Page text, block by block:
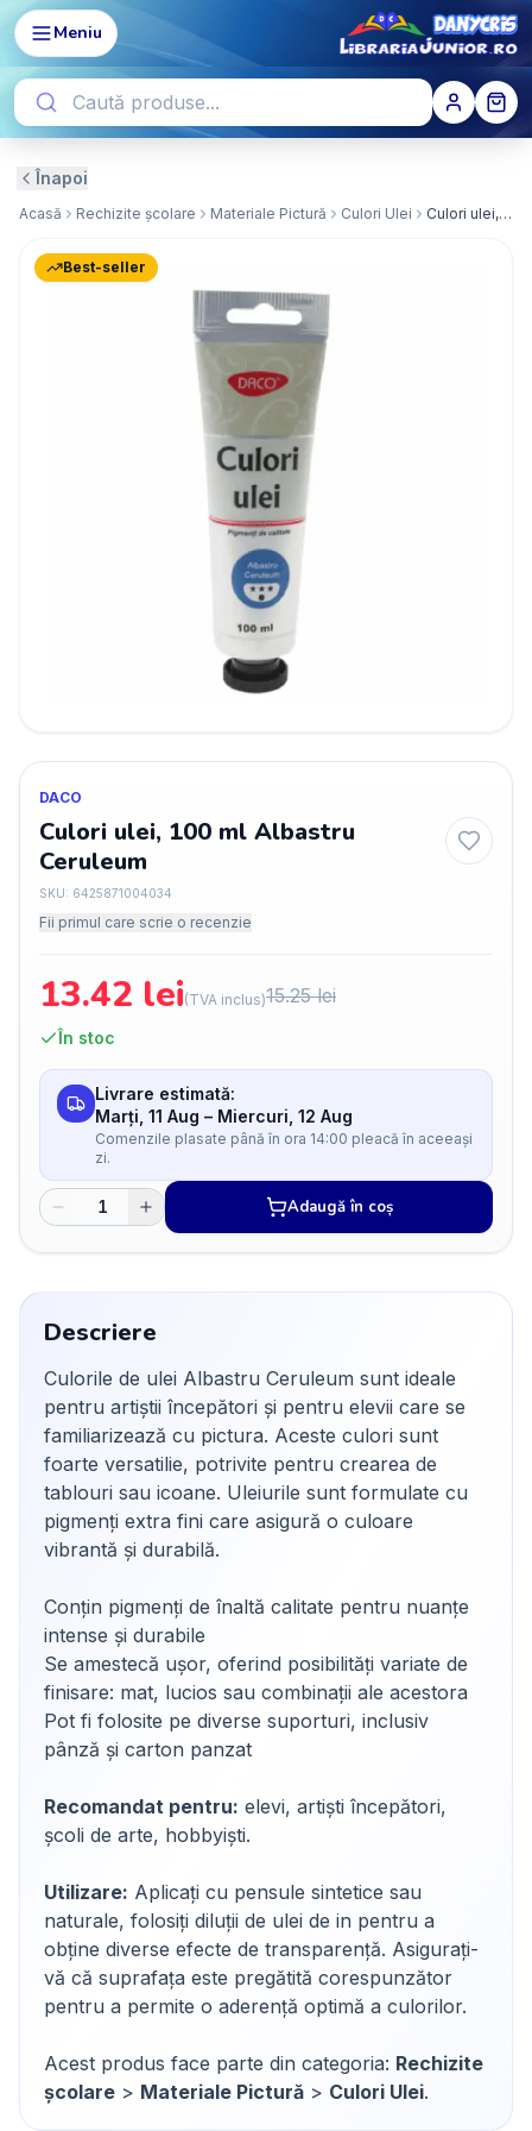
Meniu
Înapoi
Acasă Rechizite școlare Materiale Pictură Culori Ulei Culori ulei, 100 ml Albastru Ceruleum
Best-seller
DACO
Culori ulei, 100 ml Albastru
Ceruleum
SKU: 6425871004034
Fii primul care scrie o recenzie
13.42 lei(TVA inclus)15.25lei
În stoc
Livrare estimată:
Marți, 11 Aug – Miercuri, 12 Aug
Comenzile plasate până în ora 14:00 pleacă în aceeași
zi.
Adaugă în coș
Descriere
Culorile de ulei Albastru Ceruleum sunt ideale
pentru artiștii începători și pentru elevii care se
familiarizează cu pictura. Aceste culori sunt
foarte versatilie, potrivite pentru crearea de
tablouri sau icoane. Uleiurile sunt formulate cu
pigmenți extra fini care asigură o culoare
vibrantă și durabilă.
Conțin pigmenți de înaltă calitate pentru nuanțe
intense și durabile
Se amestecă ușor, oferind posibilități variate de
finisare: mat, lucios sau combinații ale acestora
Pot fi folosite pe diverse suporturi, inclusiv
pânză și carton panzat
Recomandat pentru: elevi, artiști începători,
școli de arte, hobbyiști.
Utilizare: Aplicați cu pensule sintetice sau
naturale, folosiți diluții de ulei de in pentru a
obține diverse efecte de transparență. Asigurați-
vă că suprafața este pregătită corespunzător
pentru a permite o aderență optimă a culorilor.
Acest produs face parte din categoria: Rechizite
școlare > Materiale Pictură > Culori Ulei.